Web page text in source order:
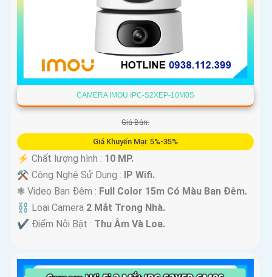
CAMERA IMOU IPC-S2XEP-10M0S
Giá Bán:
Giá Khuyến Mại: 5%-35%
️⚡ Chất lượng hình : 10 MP.
⚒ Công Nghệ Sử Dụng : IP Wifi.
❃ Video Ban Đêm : Full Color 15m Có Màu Ban Ðêm.
⛓ Loại Camera 2 Mắt Trong Nhà.
️✔️ Điểm Nỗi Bật : Thu Âm Và Loa.